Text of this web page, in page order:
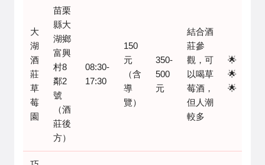
大
湖
酒
莊
草
莓
園
苗栗
縣大
湖鄉
富興
村8
鄰2
號
（酒
莊後
方）
08:30-
17:30
150
元
（含
導
覽）
350-
500
元
結合酒
莊參
觀，可
以喝草
莓酒，
但人潮
較多
🌟
🌟
🌟